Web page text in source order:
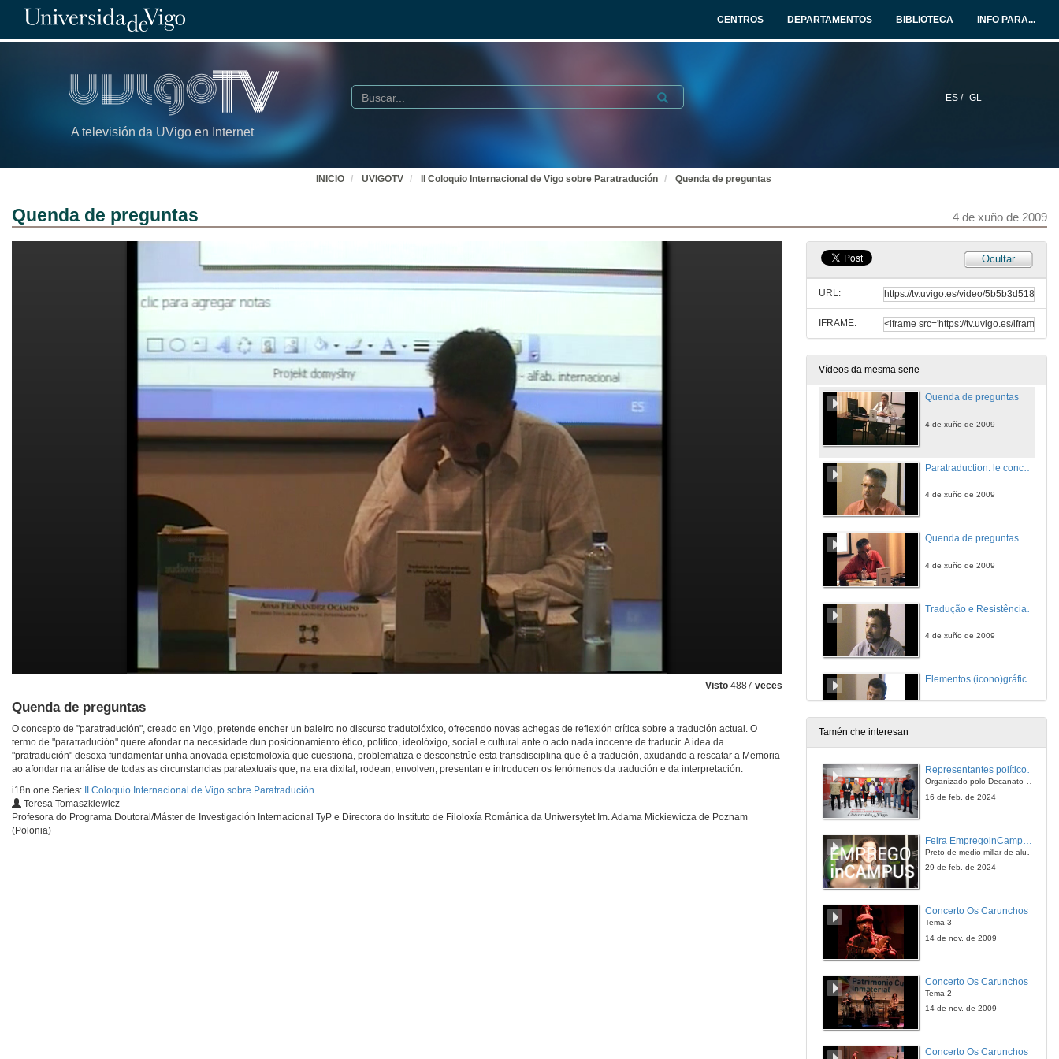
CENTROS DEPARTAMENTOS BIBLIOTECA INFO PARA...
A televisión da UVigo en Internet
ES / GL
Buscar Submit
INICIO UVIGOTV II Coloquio Internacional de Vigo sobre Paratradución Quenda de preguntas
Quenda de preguntas 4 de xuño de 2009
Visto 4887 veces
Quenda de preguntas
O concepto de "paratradución", creado en Vigo, pretende encher un baleiro no discurso tradutolóxico, ofrecendo novas achegas de reflexión crítica sobre a tradución actual. O
termo de "paratradución" quere afondar na necesidade dun posicionamiento ético, político, ideolóxigo, social e cultural ante o acto nada inocente de traducir. A idea da
"pratradución" desexa fundamentar unha anovada epistemoloxía que cuestiona, problematiza e desconstrúe esta transdisciplina que é a tradución, axudando a rescatar a Memoria
ao afondar na análise de todas as circunstancias paratextuais que, na era dixital, rodean, envolven, presentan e introducen os fenómenos da tradución e da interpretación.
i18n.one.Series:
II Coloquio Internacional de Vigo sobre Paratradución
Teresa Tomaszkiewicz
Profesora do Programa Doutoral/Máster de Investigación Internacional TyP e Directora do Instituto de Filoloxía Románica da Uniwersytet Im. Adama Mickiewicza de Poznam
(Polonia)
Ocultar
URL:
IFRAME:
Vídeos da mesma serie
Sociolinguistique et sociologie de la traduction
3 de xuño de 2009
Quenda de preguntas
Traduction verbo-visuelle
4 de xuño de 2009
Quenda de preguntas
4 de xuño de 2009
4 de xuño de 2009
Quenda de preguntas
4 de xuño de 2009
4 de xuño de 2009
Elementos (icono)gráficos de Maus de Art Spiegelman como paratraducción panlingüística do horror
Quenda de preguntas
4 de xuño de 2009
5 de xuño de 2009
5 de xuño de 2009
Tamén che interesan
Representantes políticos debaten sobre educación e xuventude no campus de Pontevedra
Organizado polo Decanato e a Delegación de Alumnado de Dirección e Xestión Pública e coa participación de candidatos de PP, BNG, PSOE, Sumar e Podemos
16 de feb. de 2024
Preto de medio millar de alumnas e alumnos buscan coñecer máis de preto as oportunidades que lles achegan as arredor de medio cento de empresas que participan na edición viguesa da feira. Xunto coa visita aos stands, durante a feria desenvólvense varias actividades complementarias, como obradoiros, conversas, mesas redondas ou o pasaporte de empregabilidade, un espazo no que poderán recibir asesoramento sobre o seu CV.
29 de feb. de 2024
Concerto Os Carunchos
Tema 3
14 de nov. de 2009
Concerto Os Carunchos
Tema 2
14 de nov. de 2009
Concerto Os Carunchos